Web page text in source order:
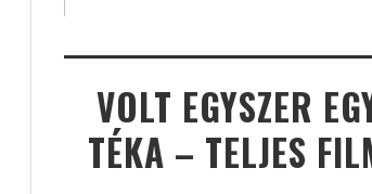
VOLT EGYSZER
TÉKA – TELJES